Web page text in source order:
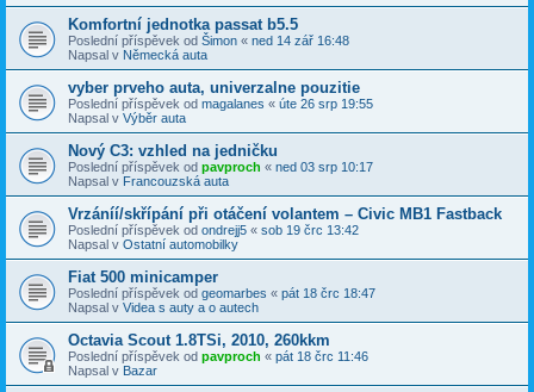
Komfortní jednotka passat b5.5
Poslední příspěvek od Šimon « ned 14 zář 16:48
Napsal v Německá auta
vyber prveho auta, univerzalne pouzitie
Poslední příspěvek od magalanes « úte 26 srp 19:55
Napsal v Výběr auta
Nový C3: vzhled na jedničku
Poslední příspěvek od pavproch « ned 03 srp 10:17
Napsal v Francouzská auta
Vrzáníí/skřípání při otáčení volantem – Civic MB1 Fastback
Poslední příspěvek od ondrejj5 « sob 19 črc 13:42
Napsal v Ostatní automobilky
Fiat 500 minicamper
Poslední příspěvek od geomarbes « pát 18 črc 18:47
Napsal v Videa s auty a o autech
Octavia Scout 1.8TSi, 2010, 260kkm
Poslední příspěvek od pavproch « pát 18 črc 11:46
Napsal v Bazar